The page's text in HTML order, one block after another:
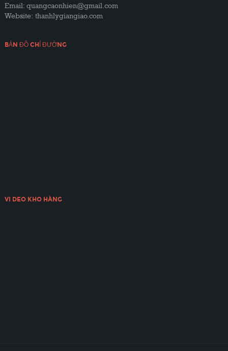
Email: quangcaonhien@gmail.com
Website: thanhlygiangiao.com
BẢN ĐỒ CHỈ ĐƯỜNG
VI DEO KHO HÀNG